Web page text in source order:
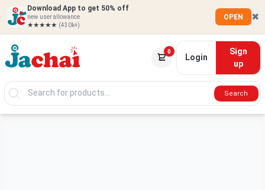
Download App to get 50% off
new user allowance
★★★★★ (430k+)
OPEN ✖
0
Login
Sign
up
Search